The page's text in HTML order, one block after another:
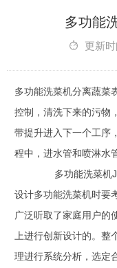
多功能
更新
多功能洗菜机分离蔬菜
控制，清洗下来的污物
带提升进入下一个工序
程中，进水管和喷淋水
多功能洗菜机
设计多功能洗菜机时要
广泛听取了家庭用户的
上进行创新设计的。
理进行系统分析，选定